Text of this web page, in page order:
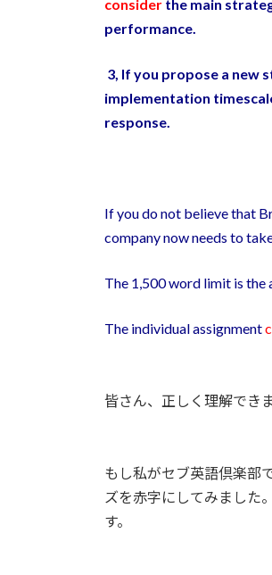
consider the main
performance.
3, If you propose a new
implementation
response.
If you do not believe that
company now needs to
The 1,500 word limit is the
The individual assignment
皆さん、正しく理解でき
もし私がセブ英語倶楽部
ズを赤字にしてみました
す。